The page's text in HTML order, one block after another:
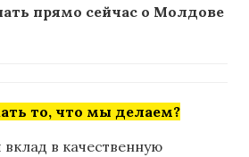
прямо сейчас о Молдове
то, что мы делаем?
в качественную